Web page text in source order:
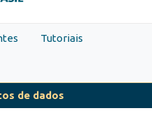
Tutoriais
de dados